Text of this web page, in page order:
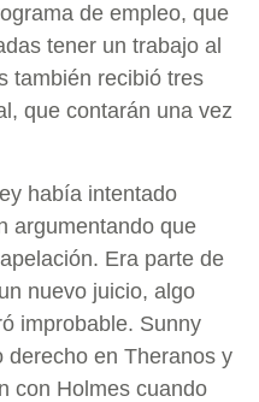
de empleo, que
tener un trabajo al
también recibió tres
que contarán una vez
había intentado
argumentando que
Era parte de
nuevo juicio, algo
improbable. Sunny
derecho en Theranos y
con Holmes cuando